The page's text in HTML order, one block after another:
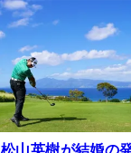
松山英樹が結婚の